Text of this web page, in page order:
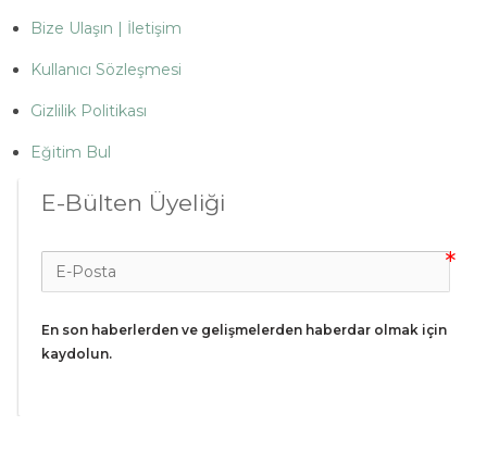
Bize Ulaşın | İletişim
Kullanıcı Sözleşmesi
Gizlilik Politikası
Eğitim Bul
E-Bülten Üyeliği
En son haberlerden ve gelişmelerden haberdar olmak için
kaydolun.